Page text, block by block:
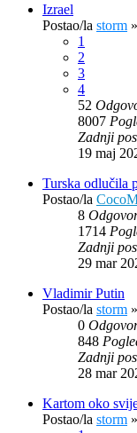
Izrael
Postao/la storm »
1
2
3
4
52
8007
Zadnji
19 maj
Turska odlučila
Postao/la
8
1714
Zadnji
29 mar
Vladimir Putin
Postao/la storm »
0
848
Zadnji
28 mar
Kartom oko
Postao/la storm »